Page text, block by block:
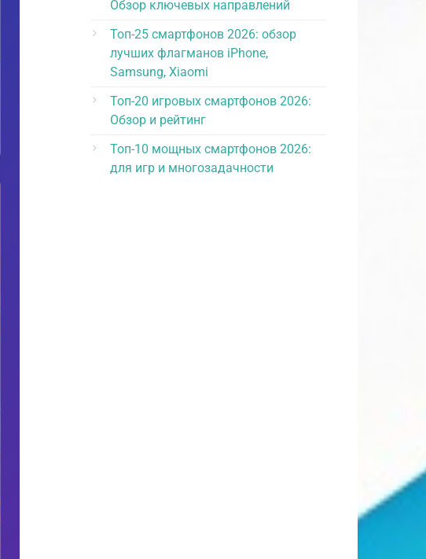
Обзор ключевых направлений
Топ-25 смартфонов 2026: обзор
лучших флагманов iPhone,
Samsung, Xiaomi
Топ-20 игровых смартфонов 2026:
Обзор и рейтинг
Топ-10 мощных смартфонов 2026:
для игр и многозадачности